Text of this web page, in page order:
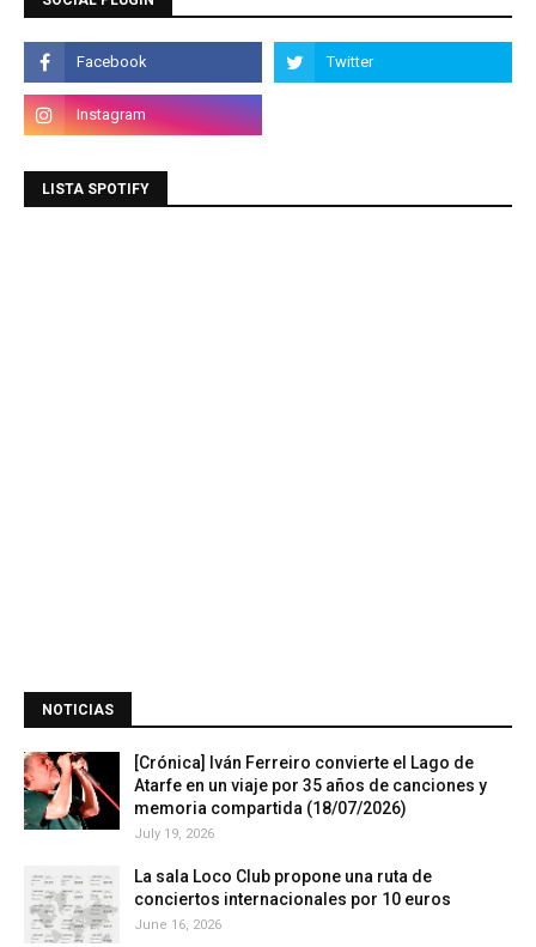
LISTA SPOTIFY
NOTICIAS
[Crónica] Iván Ferreiro convierte el Lago de
Atarfe en un viaje por 35 años de canciones y
memoria compartida (18/07/2026)
July 19, 2026
La sala Loco Club propone una ruta de
conciertos internacionales por 10 euros
June 16, 2026